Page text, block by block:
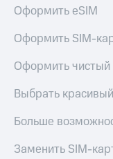
Оформить eSIM
Оформить SIM-
Оформить
Выбрать
Больше
Заменить SIM-